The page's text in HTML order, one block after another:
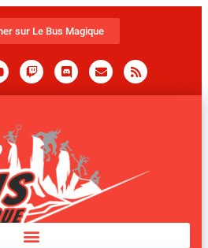
sur Le Bus Magique